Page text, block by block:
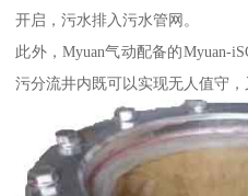
开启，污水排入污水管网。
此外，Myuan气动配备的Myuan-
污分流井内既可以实现无人值守，